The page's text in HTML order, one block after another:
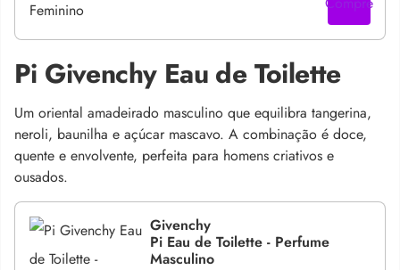
Pi Givenchy Eau de Toilette
Um oriental amadeirado masculino que equilibra tangerina,
neroli, baunilha e açúcar mascavo. A combinação é doce,
quente e envolvente, perfeita para homens criativos e
ousados.
Givenchy
Pi Eau de Toilette - Perfume
Masculino